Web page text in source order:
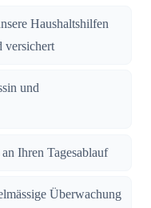
Haushaltshilfen
versichert
und
Ihren Tagesablauf
Überwachung